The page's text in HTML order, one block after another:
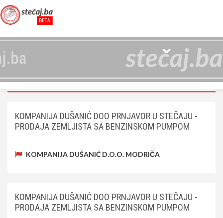
OGLASI
NASLOVNA OGLASI
KOMPANIJA DUŠANIĆ DOO PRNJAVOR U STEČAJU -
PRODAJA ZEMLJISTA SA BENZINSKOM PUMPOM
KOMPANIJA DUŠANIĆ D.O.O. MODRIČA
KOMPANIJA DUŠANIĆ DOO PRNJAVOR U STEČAJU -
PRODAJA ZEMLJISTA SA BENZINSKOM PUMPOM